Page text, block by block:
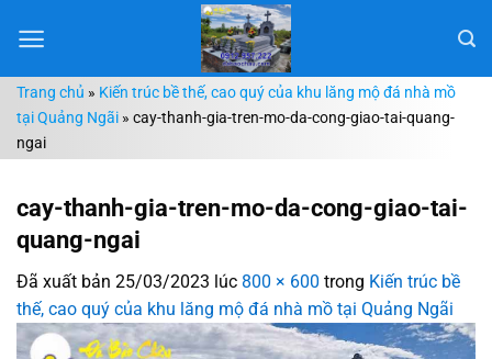
đến
dungTrang chủ » Kiến trúc bề thế, cao quý của khu lăng mộ đá nhà mồ
tại Quảng Ngãi » cay-thanh-gia-tren-mo-da-cong-giao-tai-quang-
ngai
cay-thanh-gia-tren-mo-da-cong-giao-tai-
quang-ngai
Đã xuất bản 25/03/2023 lúc 800 × 600 trong Kiến trúc bề
thế, cao quý của khu lăng mộ đá nhà mồ tại Quảng Ngãi